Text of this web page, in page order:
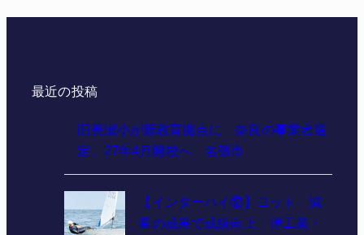
最近の投稿
旧長瀬小が新教育拠点に 奈良の事業者選
定、27年4月開校へ 名張市
【インターハイ⑫】ヨット 減
量の成果で成績向上 津工業・